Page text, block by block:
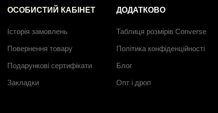
ОСОБИСТИЙ КАБІНЕТ
Історія замовлень
Повернення товару
Подарункові сертифікати
Закладки
ДОДАТКОВО
Таблиця розмірів Converse
Політика конфіденційності
Блог
Опт і дроп